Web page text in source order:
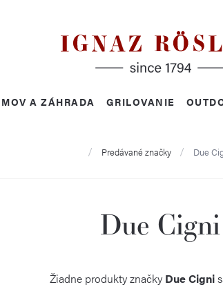
A ZÁHRADA GRILOVANIE
DomovPredávané značky Due
Due Cigni
Žiadne produkty značky Due Cigni